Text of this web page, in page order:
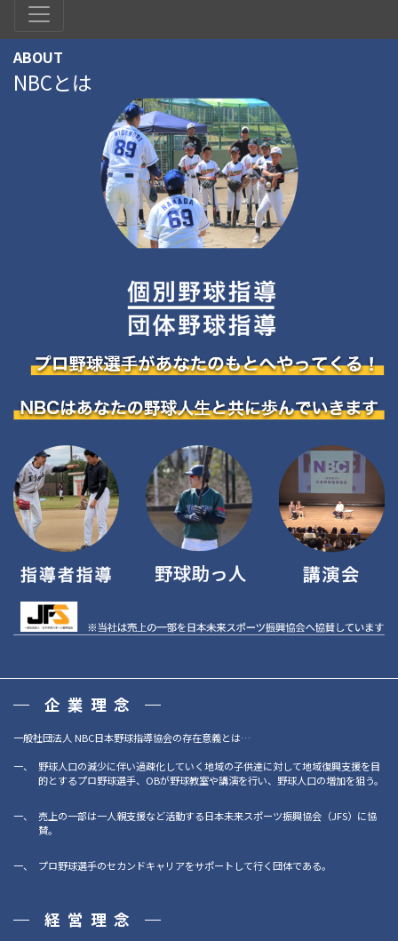
ABOUT
NBCとは
企業理念
一般社団法人 NBC日本野球指導協会の存在意義とは…
野球人口の減少に伴い過疎化していく地域の子供達に対して地域復興支援を目
的とするプロ野球選手、OBが野球教室や講演を行い、野球人口の増加を狙う。
売上の一部は一人親支援など活動する日本未来スポーツ振興協会（JFS）に協
賛。
プロ野球選手のセカンドキャリアをサポートして行く団体である。
経営理念